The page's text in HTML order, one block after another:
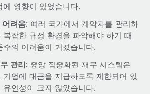
에 영향이 있었습니다.
어려움: 여러 국가에서 계약자를 관리하
복잡한 규정 환경을 파악해야 하기 때
수의 어려움이 커졌습니다.
관리: 중앙 집중화된 재무 시스템은
기업에 대금을 지급하도록 제한되어 있
유연성이 크지 않았습니다.